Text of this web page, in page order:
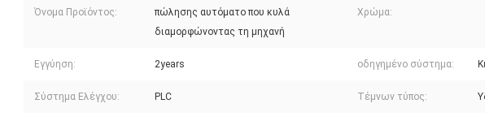
Όνομα Προϊόντος:
πώλησης αυτόματο που κυλά
διαμορφώνοντας τη μηχανή
Χρώμα:
Εγγύηση: 2years οδηγημένο σύστημα:
Σύστημα Ελέγχου: PLC Τέμνων τύπος: